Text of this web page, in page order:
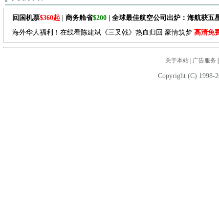
回国机票$360起 | 商务舱省$200 | 全球最佳航空公司出炉：海航获五
海外华人福利！在线看陈建斌《三叉戟》热血归回 豪情筑梦 高清免
关于本站| 广告服务
Copyright (C) 1998-